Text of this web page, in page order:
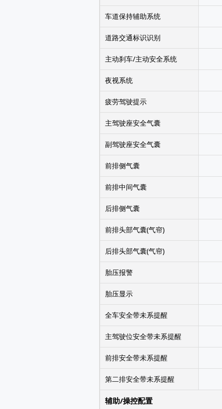
车道保持辅助系统
道路交通标识识别
主动刹车/主动安全系统
夜视系统
疲劳驾驶提示
主驾驶座安全气囊
副驾驶座安全气囊
前排侧气囊
前排中间气囊
后排侧气囊
前排头部气囊(气帘)
后排头部气囊(气帘)
胎压报警
胎压显示
全车安全带未系提醒
主驾驶位安全带未系提醒
前排安全带未系提醒
第二排安全带未系提醒
辅助/操控配置